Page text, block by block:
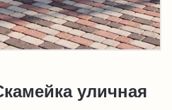
уличная